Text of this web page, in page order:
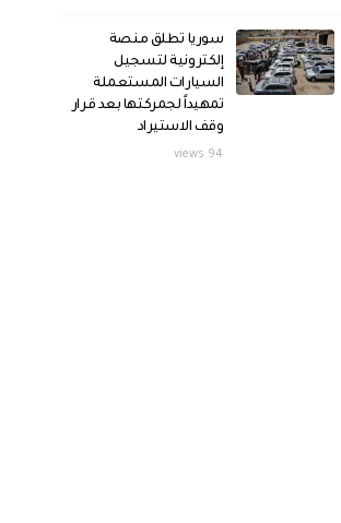
سوريا تطلق منصة
إلكترونية لتسجيل
السيارات المستعملة
تمهيداً لجمركتها بعد قرار
وقف الاستيراد
94 views